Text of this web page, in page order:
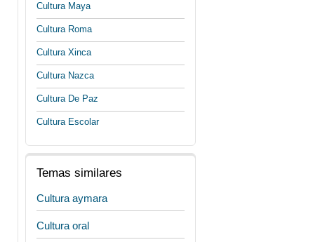
Cultura Maya
Cultura Roma
Cultura Xinca
Cultura Nazca
Cultura De Paz
Cultura Escolar
Temas similares
Cultura aymara
Cultura oral